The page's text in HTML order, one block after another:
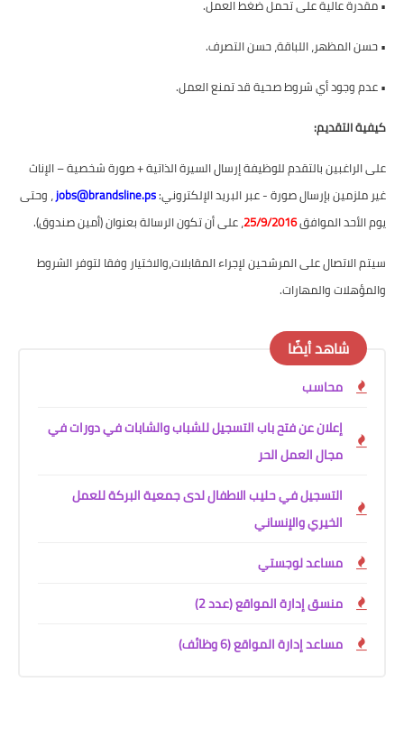
•مقدرة عالية على تحمل ضغط العمل.
•حسن المظهر، اللباقة، حسن التصرف.
•عدم وجود أي شروط صحية قد تمنع العمل.
كيفية التقديم:
على الراغبين بالتقدم للوظيفة إرسال السيرة الذاتية + صورة شخصية – الإناث
غير ملزمين بإرسال صورة - عبر البريد الإلكتروني:jobs@brandsline.ps، وحتى
يوم الأحد الموافق25/9/2016
، على أن تكون الرسالة بعنوان (أمين صندوق).
سيتم الاتصال على المرشحين لإجراء المقابلات،والاختيار وفقا لتوفر الشروط
والمؤهلات والمهارات.
شاهد أيضًا
محاسب
إعلان عن فتح باب التسجيل للشباب والشابات في دورات في
مجال العمل الحر
التسجيل في حليب الاطفال لدى جمعية البركة للعمل
الخيري والإنساني
مساعد لوجستي
منسق إدارة المواقع (عدد 2)
مساعد إدارة المواقع (6 وظائف)